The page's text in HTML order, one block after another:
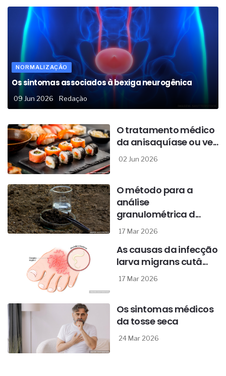
NORMALIZAÇÃO
Os sintomas associados à bexiga neurogênica
09 Jun 2026 Redação
O tratamento médico
da anisaquíase ou ve...
02 Jun 2026
O método para a
análise
granulométrica d...
17 Mar 2026
As causas da infecção
larva migrans cutâ...
17 Mar 2026
Os sintomas médicos
da tosse seca
24 Mar 2026